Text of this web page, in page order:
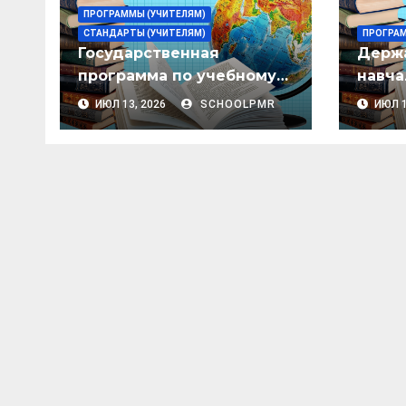
ПРОГРАММЫ (УЧИТЕЛЯМ)
СТАНДАРТЫ (УЧИТЕЛЯМ)
Государственная
программа по учебному
предмету «История»
(базовый уровень) для 5–
ИЮЛ 13, 2026 SCHOOLPMR ИЮЛ